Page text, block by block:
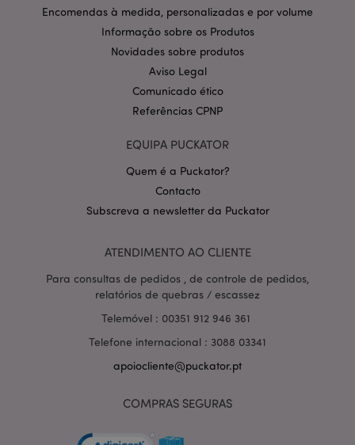
Encomendas à medida, personalizadas e por volume
Informação sobre os Produtos
Novidades sobre produtos
Aviso Legal
Comunicado ético
Referências CPNP
EQUIPA PUCKATOR
Quem é a Puckator?
Contacto
Subscreva a newsletter da Puckator
ATENDIMENTO AO CLIENTE
Para consultas de pedidos , de controle de pedidos,
relatórios de quebras / escassez
Telemóvel : 00351 912 946 361
Telefone internacional : 3088 03341
apoiocliente@puckator.pt
COMPRAS SEGURAS
Provider/
Domínio
CookieScriptConsent
.www.puckator.pt
Política de Privacidade da